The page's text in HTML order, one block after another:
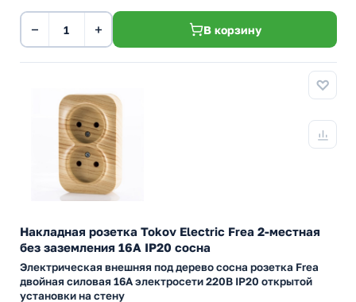
− + В корзину
Накладная розетка Tokov Electric Frea 2-местная
без заземления 16А IP20 сосна
Электрическая внешняя под дерево сосна розетка Frea
двойная силовая 16А электросети 220В IP20 открытой
установки на стену